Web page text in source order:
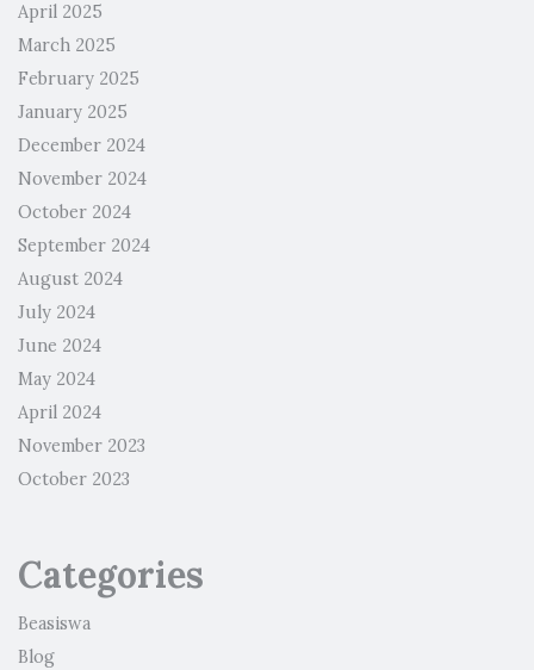
April 2025
March 2025
February 2025
January 2025
December 2024
November 2024
October 2024
September 2024
August 2024
July 2024
June 2024
May 2024
April 2024
November 2023
October 2023
Categories
Beasiswa
Blog